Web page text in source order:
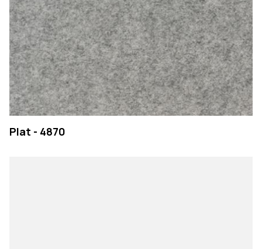
Plat - 4870